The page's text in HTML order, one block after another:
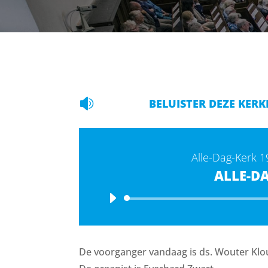
 BELUISTER DEZE
Alle-Dag-Kerk
ALLE-
De voorganger vandaag is ds. Wouter